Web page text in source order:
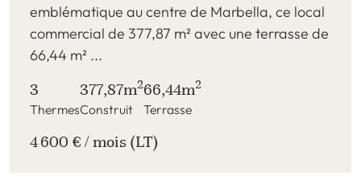
emblématique au centre de Marbella, ce local
commercial de 377,87 m² avec une terrasse de
66,44 m² ...
3
Thermes
377,87m2
Construit
66,44m2
Terrasse
4 600 € / mois (LT)